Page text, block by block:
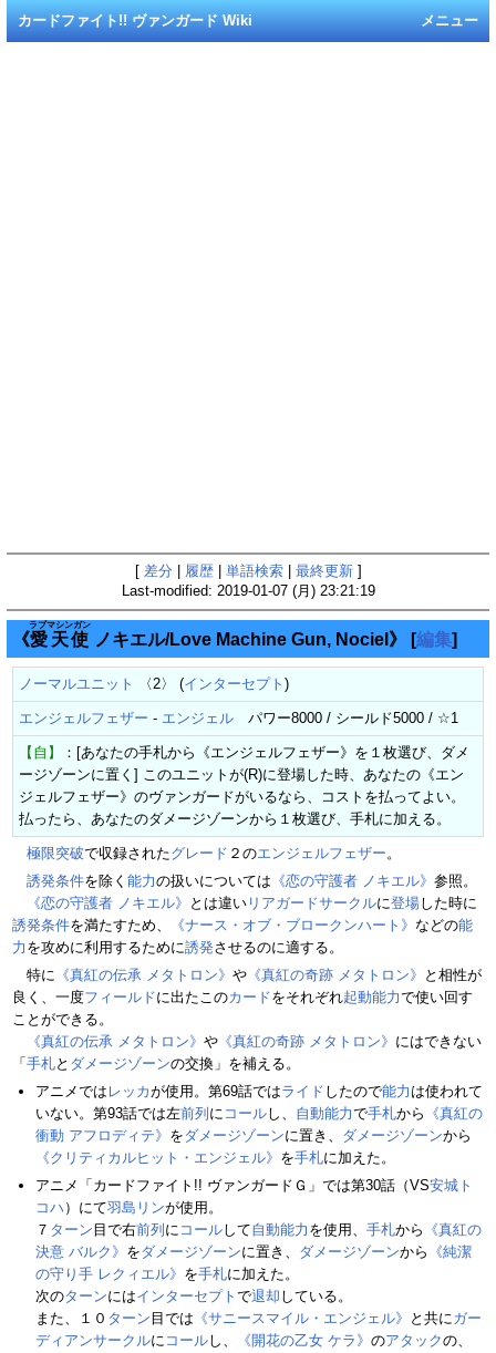
メニュー
カードファイト!! ヴァンガード Wiki
[ 差分 履歴| 単語検索| 最終更新]
Last-modified: 2019-01-07 (月) 23:21:19
《愛天使
ラブマシンガン
ノキエル/Love Machine Gun, Nociel》 [編集]
ノーマルユニット 〈2〉 (インターセプト )
エンジェルフェザー - エンジェル パワー8000 / シールド5000 / ☆1
【自】
：[あなたの手札から《エンジェルフェザー》を１枚選び、ダメ
ージゾーンに置く] このユニットが(R)に登場した時、あなたの《エン
ジェルフェザー》のヴァンガードがいるなら、コストを払ってよい。
払ったら、あなたのダメージゾーンから１枚選び、手札に加える。
極限突破で収録されたグレード ２のエンジェルフェザー。
誘発条件を除く 能力の扱いについては 《恋の守護者 ノキエル》 参照。
《恋の守護者 ノキエル》 とは違い リアガードサークルに登場した時に
誘発条件を満たすため、 《ナース・オブ・ブロークンハート》 などの能
力 を攻めに利用するために誘発させるのに適する。
特に 《真紅の伝承 メタトロン》 や 《真紅の奇跡 メタトロン》 と相性が
良く、一度フィールドに出たこのカードをそれぞれ起動能力で使い回す
ことができる。
《真紅の伝承 メタトロン》 や 《真紅の奇跡 メタトロン》 にはできない
「 手札と ダメージゾーンの交換」を補える。
アニメでは レッカが使用。第69話ではライド したので能力 は使われて
いない。第93話では左前列 に コールし、 自動能力で手札から 《真紅の
衝動 アフロディテ》 をダメージゾーンに置き、 ダメージゾーンから
《クリティカルヒット・エンジェル》 を手札に加えた。
アニメ「カードファイト!! ヴァンガードＧ」では第30話（VS安城ト
コハ ）にて羽島リンが使用。
７ ターン 目で右前列 に コールして自動能力 を使用、 手札から 《真紅の
決意 バルク》 をダメージゾーンに置き、 ダメージゾーンから 《純潔
の守り手 レクィエル》 を手札に加えた。
次のターンにはインターセプト で退却 している。
また、１０ ターン 目では 《サニースマイル・エンジェル》 と共にガー
ディアンサークルに コールし、 《開花の乙女 ケラ》 のアタックの、